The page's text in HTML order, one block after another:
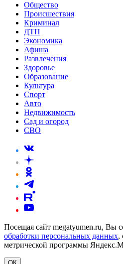
Общество
Происшествия
Криминал
ДТП
Экономика
Афиша
Развлечения
Здоровье
Образование
Культура
Спорт
Авто
Недвижимость
Сад и огород
СВО
Посещая сайт megatyumen.ru, Вы
обработки персональных данных,
метрической программы